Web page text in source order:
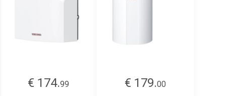
€ 174.99 € 179.00